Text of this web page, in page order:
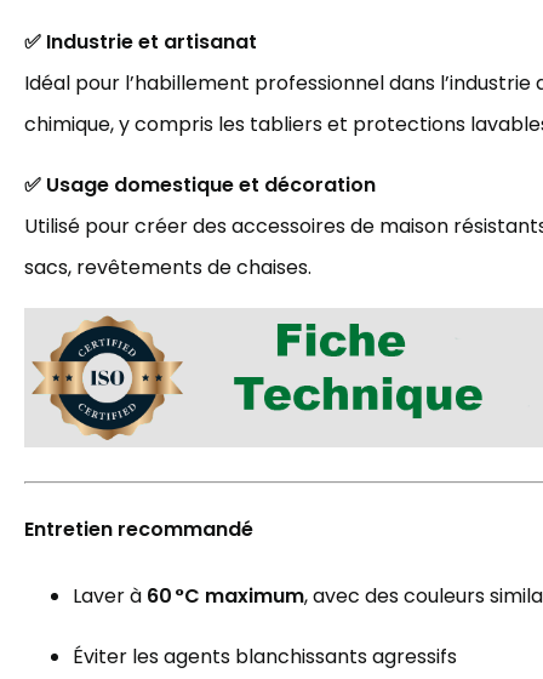
✅ Industrie et artisanat
Idéal pour l’habillement professionnel dans
chimique, y compris les tabliers et protections
✅ Usage domestique et décoration
Utilisé pour créer des accessoires de maison
sacs, revêtements de chaises.
Entretien recommandé
Laver à 60 °C maximum, avec des couleurs
Éviter les agents blanchissants agressifs